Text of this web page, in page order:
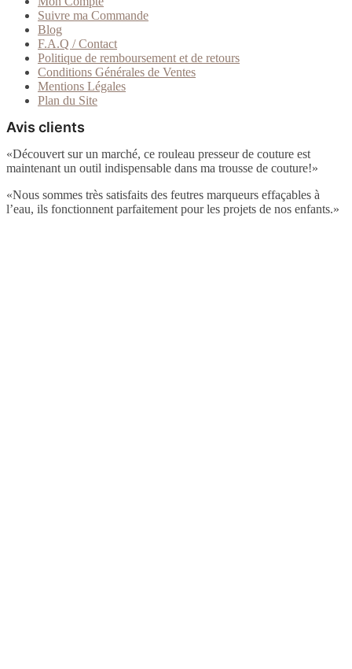
Suivre ma Commande
Blog
F.A.Q / Contact
Politique de remboursement et de retours
Conditions Générales de Ventes
Mentions Légales
Plan du Site
Avis clients
«Découvert sur un marché, ce rouleau presseur de couture est
maintenant un outil indispensable dans ma trousse de couture!»
«Nous sommes très satisfaits des feutres marqueurs effaçables à
l’eau, ils fonctionnent parfaitement pour les projets de nos enfants.»